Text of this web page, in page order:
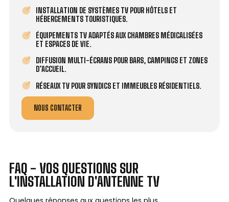
INSTALLATION DE SYSTÈMES TV POUR HÔTELS ET
HÉBERGEMENTS TOURISTIQUES.
ÉQUIPEMENTS TV ADAPTÉS AUX CHAMBRES MÉDICALISÉES
ET ESPACES DE VIE.
DIFFUSION MULTI-ÉCRANS POUR BARS, CAMPINGS ET ZONES
D’ACCUEIL.
RÉSEAUX TV POUR SYNDICS ET IMMEUBLES RÉSIDENTIELS.
NOUS CONTACTER
FAQ - VOS QUESTIONS SUR
L'INSTALLATION D'ANTENNE TV